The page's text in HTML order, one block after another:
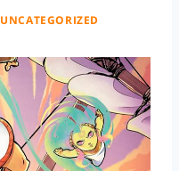
UNCATEGORIZED